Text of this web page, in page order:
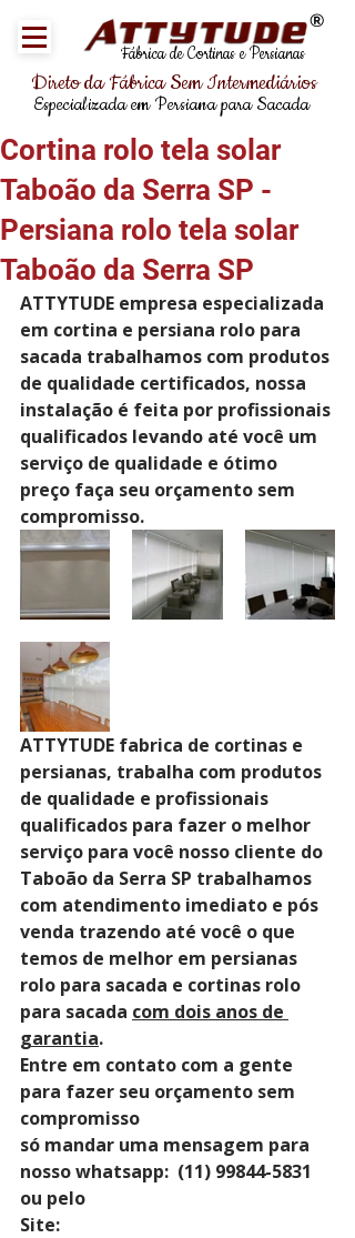
Fábrica de Cortinas e Persianas
®
Direto da Fábrica Sem Intermediários
Especializada em Persiana para Sacada
Cortina rolo tela solar
Taboão da Serra SP -
Persiana rolo tela solar
Taboão da Serra SP
ATTYTUDE empresa especializada
em cortina e persiana rolo para
sacada trabalhamos com produtos
de qualidade certificados, nossa
instalação é feita por profissionais
qualificados levando até você um
serviço de qualidade e ótimo
preço faça seu orçamento sem
compromisso.
ATTYTUDE fabrica de cortinas e
persianas, trabalha com produtos
de qualidade e profissionais
qualificados para fazer o melhor
serviço para você nosso cliente do
Taboão da Serra SP trabalhamos
com atendimento imediato e pós
venda trazendo até você o que
temos de melhor em persianas
rolo para sacada e cortinas rolo
para sacada com dois anos de
garantia.
Entre em contato com a gente
para fazer seu orçamento sem
compromisso
só mandar uma mensagem para
nosso whatsapp:  (11) 99844-5831
ou pelo
Site: